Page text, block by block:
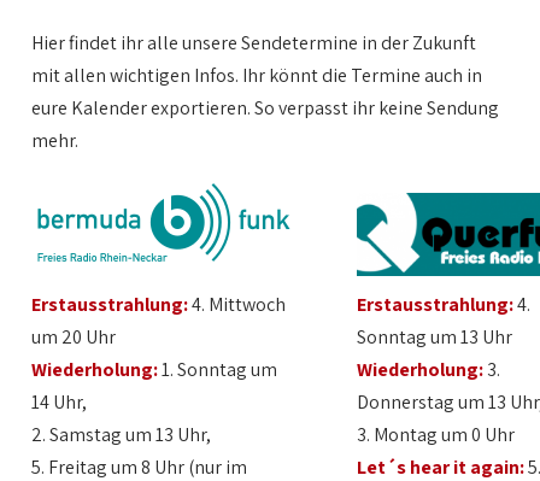
Hier findet ihr alle unsere Sendetermine in der Zukunft
mit allen wichtigen Infos. Ihr könnt die Termine auch in
eure Kalender exportieren. So verpasst ihr keine Sendung
mehr.
Erstausstrahlung:4. Mittwoch
um 20 Uhr
Wiederholung:1. Sonntag um
14 Uhr,
2. Samstag um 13 Uhr,
5. Freitag um 8 Uhr (nur im
Erstausstrahlung:4.
Sonntag um 13 Uhr
Wiederholung:3.
Donnerstag um 13
3. Montag um 0 Uhr
Let´s hear it again: